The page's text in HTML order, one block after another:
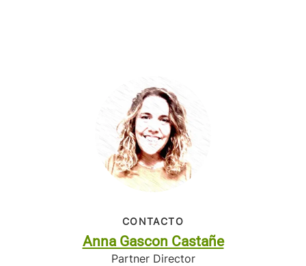
CONTACTO
Anna Gascon Castañe
Partner Director